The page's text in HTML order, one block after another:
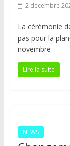
2 décembre
La cérémonie
pas pour la
novembre
Lire la suite
NEWS